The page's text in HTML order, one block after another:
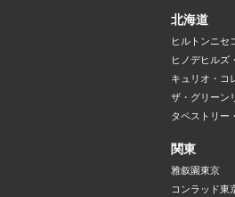
北海道
ヒルトンニセ
ヒノデヒルズ
キュリオ・コ
ザ・グリーン
タペストリー
関東
雅叙園東京
コンラッド東